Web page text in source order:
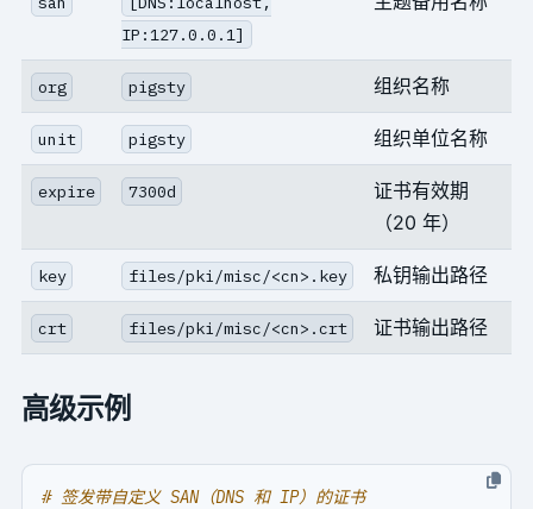
IP:127.0.0.1]
org pigsty 组织名称
unit pigsty 组织单位名称
expire 7300d
证书有效期
（20 年）
key files/pki/misc/<cn>.key 私钥输出路径
crt files/pki/misc/<cn>.crt 证书输出路径
高级示例
# 签发带自定义 SAN（DNS 和 IP）的证书